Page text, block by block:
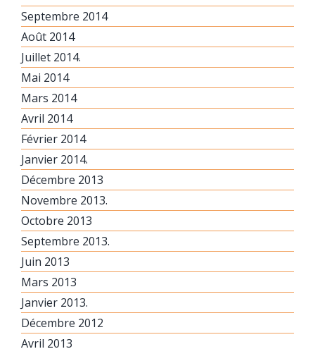
Septembre 2014
Août 2014
Juillet 2014.
Mai 2014
Mars 2014
Avril 2014
Février 2014
Janvier 2014.
Décembre 2013
Novembre 2013.
Octobre 2013
Septembre 2013.
Juin 2013
Mars 2013
Janvier 2013.
Décembre 2012
Avril 2013